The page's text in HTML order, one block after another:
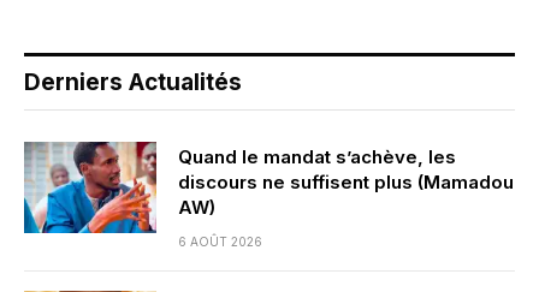
Derniers Actualités
Quand le mandat s’achève, les
discours ne suffisent plus (Mamadou
AW)
6 AOÛT 2026